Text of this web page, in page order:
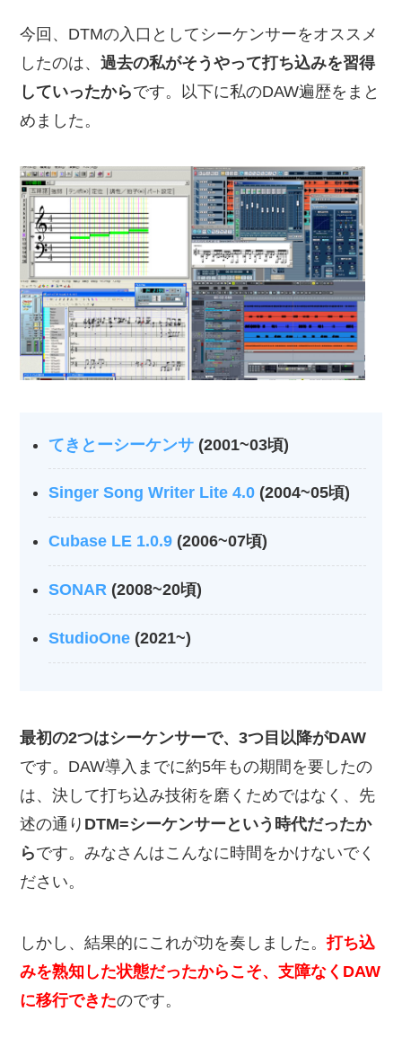
今回、DTMの入口としてシーケンサーをオススメ
したのは、過去の私がそうやって打ち込みを習得
していったからです。以下に私のDAW遍歴をまと
めました。
てきとーシーケンサ(2001~03頃)
Singer Song Writer Lite 4.0(2004~05頃)
Cubase LE 1.0.9(2006~07頃)
SONAR(2008~20頃)
StudioOne(2021~)
最初の2つはシーケンサーで、3つ目以降がDAW
です。DAW導入までに約5年もの期間を要したの
は、決して打ち込み技術を磨くためではなく、先
述の通り DTM=シーケンサーという時代だったか
らです。みなさんはこんなに時間をかけないでく
ださい。
しかし、結果的にこれが功を奏しました。打ち込
みを熟知した状態だったからこそ、支障なくDAW
に移行できたのです。